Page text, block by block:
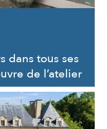
dans tous ses
de l’atelier